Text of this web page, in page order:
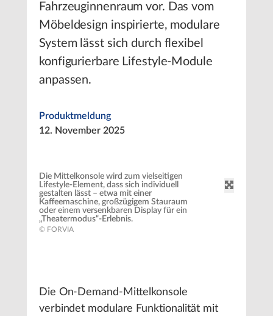
Fahrzeuginnenraum vor. Das vom
Möbeldesign inspirierte, modulare
System lässt sich durch flexibel
konfigurierbare Lifestyle-Module
anpassen.
Produktmeldung
12. November 2025
Die Mittelkonsole wird zum vielseitigen
Lifestyle-Element, dass sich individuell
gestalten lässt – etwa mit einer
Kaffeemaschine, großzügigem Stauraum
oder einem versenkbaren Display für ein
„Theatermodus“-Erlebnis.
© FORVIA
Die On-Demand-Mittelkonsole
verbindet modulare Funktionalität mit